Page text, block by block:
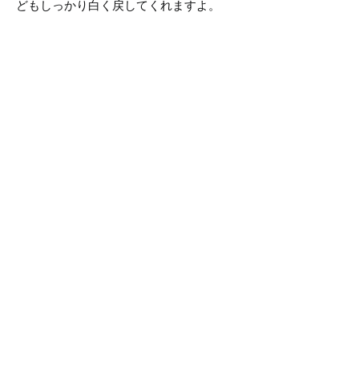
どもしっかり白く戻してくれますよ。